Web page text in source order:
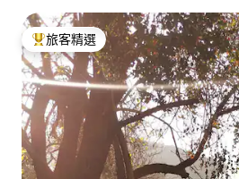
旅客精選榜首
旅客精選